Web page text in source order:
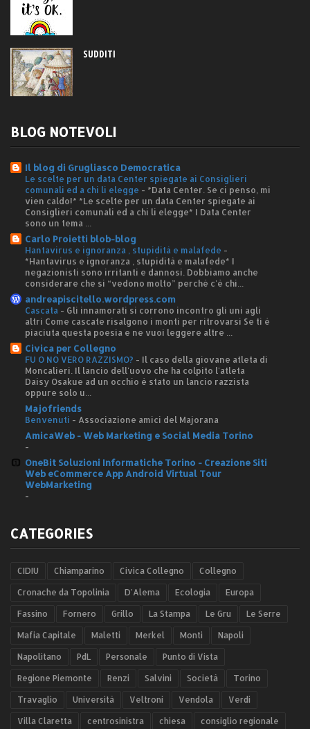
SUDDITI
BLOG NOTEVOLI
Il blog di Grugliasco Democratica
Le scelte per un data Center spiegate ai Consiglieri
comunali ed a chi li elegge - *Data Center. Se ci penso, mi
vien caldo!* *Le scelte per un data Center spiegate ai
Consiglieri comunali ed a chi li elegge* I Data Center
sono un tema ...
Carlo Proietti blob-blog
Hantavirus e ignoranza , stupidità e malafede -
*Hantavirus e ignoranza , stupidità e malafede* I
negazionisti sono irritanti e dannosi. Dobbiamo anche
considerare che si “vedono molto” perché c'è chi...
andreapiscitello.wordpress.com
Cascata - Gli innamorati si corrono incontro gli uni agli
altri Come cascate risalgono i monti per ritrovarsi Se ti è
piaciuta questa poesia e ne vuoi leggere altre ...
Civica per Collegno
FU O NO VERO RAZZISMO? - Il caso della giovane atleta di
Moncalieri. Il lancio dell'uovo che ha colpito l'atleta
Daisy Osakue ad un occhio è stato un lancio razzista
oppure solo u...
Majofriends
Benvenuti - Associazione amici del Majorana
AmicaWeb - Web Marketing e Social Media Torino
-
OneBit Soluzioni Informatiche Torino - Creazione Siti
Web eCommerce App Android Virtual Tour
WebMarketing
-
CATEGORIES
CIDIU Chiamparino Civica Collegno Collegno
Cronache da Topolinia D'Alema Ecologia Europa
Fassino Fornero Grillo La Stampa Le Gru Le Serre
Mafia Capitale Maletti Merkel Monti Napoli
Napolitano PdL Personale Punto di Vista
Regione Piemonte Renzi Salvini Società Torino
Travaglio Università Veltroni Vendola Verdi
Villa Claretta centrosinistra chiesa consiglio regionale